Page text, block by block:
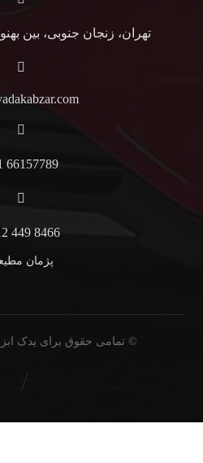
تهران، زنجان جنوبی، بین
66157789 021
8466 449 0912
پژمان
© تمامی حقوق برای یدک